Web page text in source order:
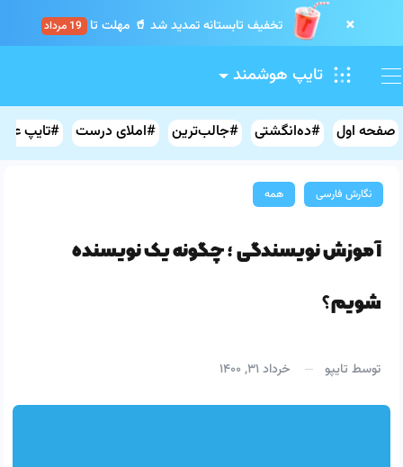
تخفیف تابستانه تمدید شد 🥤 مهلت تا ×
.
.
. .
.
. .
.
. تایپ هوشمند
صفحه اول #ده‌انگشتی #جالب‌ترین #املای درست #تایپ
نگارش فارسی همه
آموزش نویسندگی ؛ چگونه یک نویسنده
شویم؟
توسط تایپو خرداد ۳۱, ۱۴۰۰